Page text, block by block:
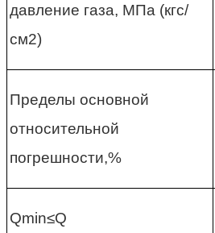
давление газа, МПа (кгс/
см2)
Пределы основной
относительной
погрешности,%
Qmin≤Q